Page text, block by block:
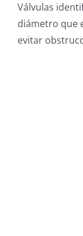
Válvulas
diámetro que
evitar